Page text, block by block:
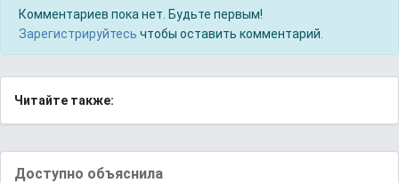
Комментариев пока нет. Будьте первым!
Зарегистрируйтесь чтобы оставить комментарий.
Читайте также:
Доступно объяснила